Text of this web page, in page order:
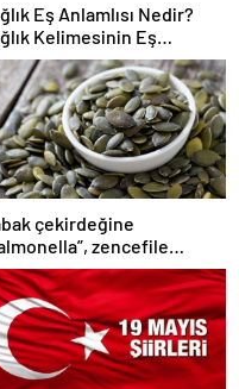
Eş Anlamlısı Nedir?
Kelimesinin Eş
Nelerdir?
çekirdeğine
zencefile
cereus” nasıl